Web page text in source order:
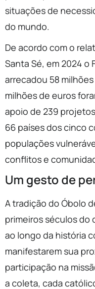
situações de
do mundo.
De acordo com o
Santa Sé, em 2024 o
arrecadou 58
milhões de euros
apoio de 239
66 países dos cinco
populações
conflitos e
Um gesto de
A tradição do Óbolo
primeiros séculos do
ao longo da história
manifestarem sua
participação na
a coleta, cada